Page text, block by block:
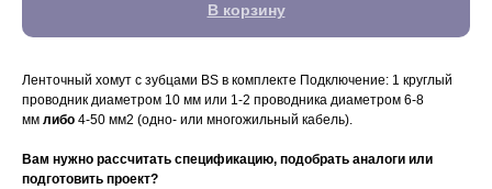
В корзину
Ленточный хомут с зубцами BS в комплекте Подключение: 1 круглый
проводник диаметром 10 мм или 1-2 проводника диаметром 6-8
мм либо 4-50 мм2 (одно- или многожильный кабель).
Вам нужно рассчитать спецификацию, подобрать аналоги или
подготовить проект?